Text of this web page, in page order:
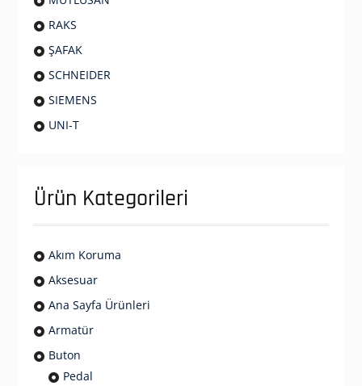
RAKS
ŞAFAK
SCHNEIDER
SIEMENS
UNI-T
Ürün Kategorileri
Akım Koruma
Aksesuar
Ana Sayfa Ürünleri
Armatür
Buton
Pedal